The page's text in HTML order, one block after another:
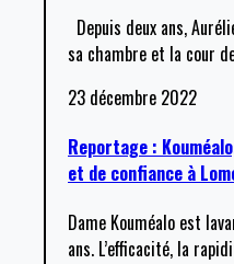
Depuis deux ans,
sa chambre et la cour
23 décembre 2022
Reportage :
et de confiance à
Dame Kouméalo est
ans. L’efficacité, la